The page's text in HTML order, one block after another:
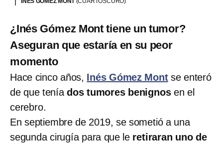
¿Inés Gómez Mont tiene un tumor?
Aseguran que estaría en su peor
momento
Hace cinco años, Inés Gómez Mont se enteró
de que teníados tumores benignosen el
cerebro.
En septiembre de 2019, se sometió a una
segunda cirugía para que le retiraran uno de